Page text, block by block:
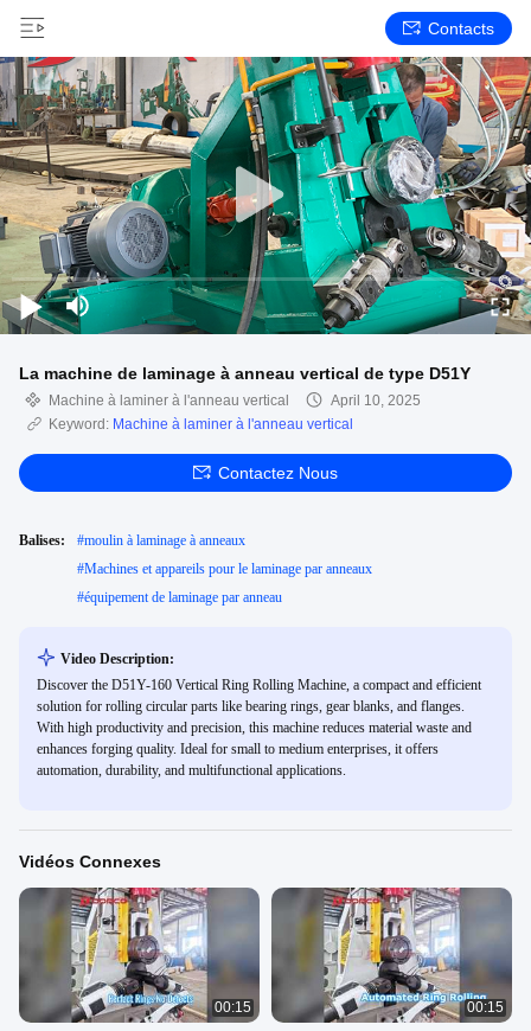
Contacts
La machine de laminage à anneau vertical de type D51Y
Machine à laminer à l'anneau vertical
April 10, 2025
Keyword: Machine à laminer à l'anneau vertical
Contactez Nous
Balises: #moulin à laminage à anneaux
#Machines et appareils pour le laminage par anneaux
#équipement de laminage par anneau
Video Description:
Discover the D51Y-160 Vertical Ring Rolling Machine, a compact and efficient
solution for rolling circular parts like bearing rings, gear blanks, and flanges.
With high productivity and precision, this machine reduces material waste and
enhances forging quality. Ideal for small to medium enterprises, it offers
automation, durability, and multifunctional applications.
Vidéos Connexes
00:15
00:15